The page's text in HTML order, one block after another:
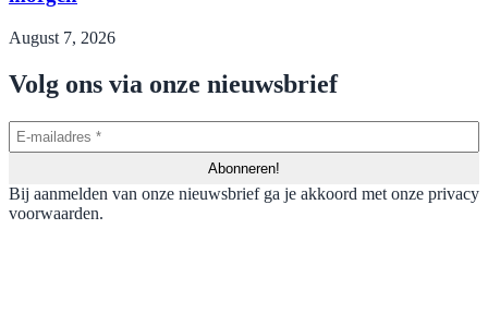
August 7, 2026
Volg ons via onze nieuwsbrief
Bij aanmelden van onze nieuwsbrief ga je akkoord met onze privacy
voorwaarden.